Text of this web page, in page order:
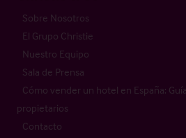
Sobre Nosotros
El Grupo Christie
Nuestro Equipo
Sala de Prensa
Cómo vender un hotel en España:
propietarios
Contacto